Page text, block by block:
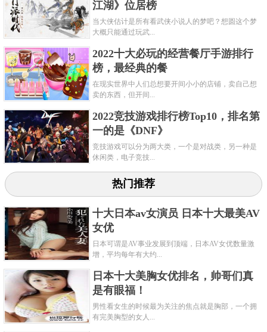
江湖》位居榜
当大侠估计是所有看武侠小说人的梦吧？想圆这个梦
大概只能通过玩武...
2022十大必玩的经营餐厅手游排行
榜，最经典的餐
在现实世界中人们总想要开间小小的店铺，卖自己想
卖的东西，但开间...
2022竞技游戏排行榜Top10，排名第
一的是《DNF》
竞技游戏可以分为两大类，一个是对战类，另一种是
休闲类，电子竞技...
热门推荐
十大日本av女演员 日本十大最美AV
女优
日本可谓是AV事业发展到顶端，日本AV女优数量激
增，平均每年有大约...
日本十大美胸女优排名，帅哥们真
是有眼福！
男性看女生的时候最为关注的焦点就是胸部，一个拥
有完美胸型的女人...